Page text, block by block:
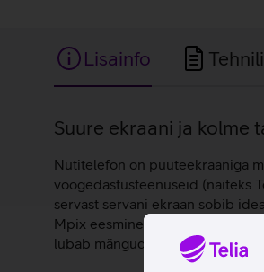
Lisainfo
Lisainfo
Suure ekraani ja kolme
Nutitelefon on puuteekraaniga
voogedastusteenuseid (näiteks
servast servani ekraan sobib
Mpix eesmine kaamera. 64 GB
lubab mängud lõpuni mängida